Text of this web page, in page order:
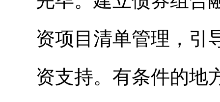
资项目清单管理，引
资支持。有条件的地